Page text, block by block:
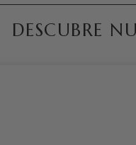
DESCUBRE